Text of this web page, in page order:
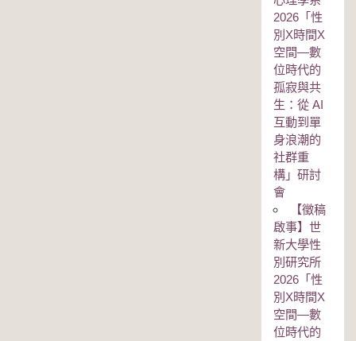
2026「性
別Χ時間Χ
空間—數
位時代的
孤寂與共
生：從 AI
互動到單
身浪潮的
社群重
構」研討
會
【徵稿
啟事】世
新大學性
別研究所
2026「性
別Χ時間Χ
空間—數
位時代的